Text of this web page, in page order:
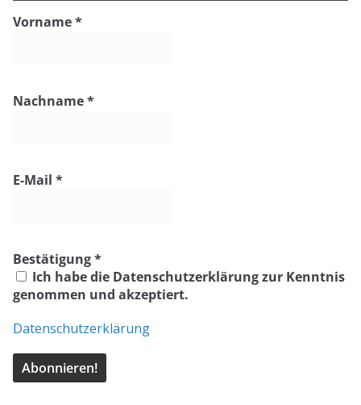
eVorname*
Nachname*
E-Mail *
Bestätigung*
Ich habe die Datenschutzerklärung zur Kenntnis
genommen und akzeptiert.
Datenschutzerklärung